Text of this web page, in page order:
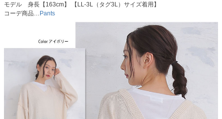
モデル 身長【163cm】 【LL-3L（タグ3L）サイズ着用】
コーデ商品… Pants